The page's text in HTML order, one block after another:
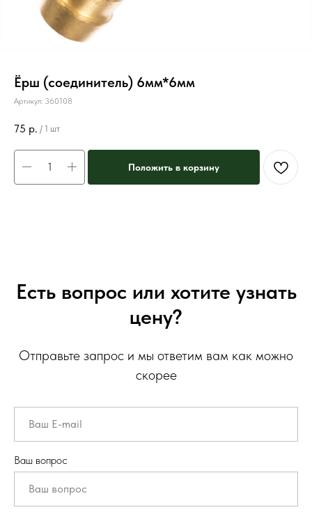
Ёрш (соединитель) 6мм*6мм
Артикул: 360108
75 р. / 1 шт
Положить в корзину
Есть вопрос или хотите узнать
цену?
Отправьте запрос и мы ответим вам как можно
скорее
Ваш вопрос